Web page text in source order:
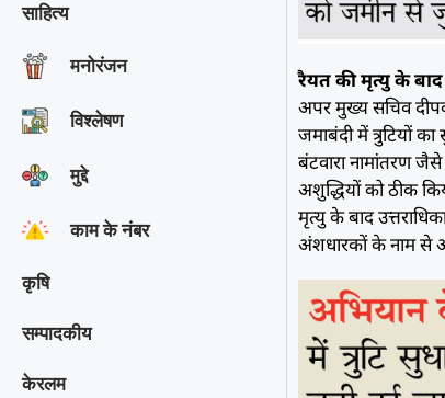
साहित्य
मनोरंजन
विश्‍लेषण
मुद्दे
काम के नंबर
कृषि
सम्पादकीय
केरलम
रैयत की मृत्यु के बाद
अपर मुख्य सचिव
जमाबंदी में त्रुटियों
बंटवारा नामांतरण
अशुद्धियों को ठीक
मृत्यु के बाद
अंशधारकों के नाम से